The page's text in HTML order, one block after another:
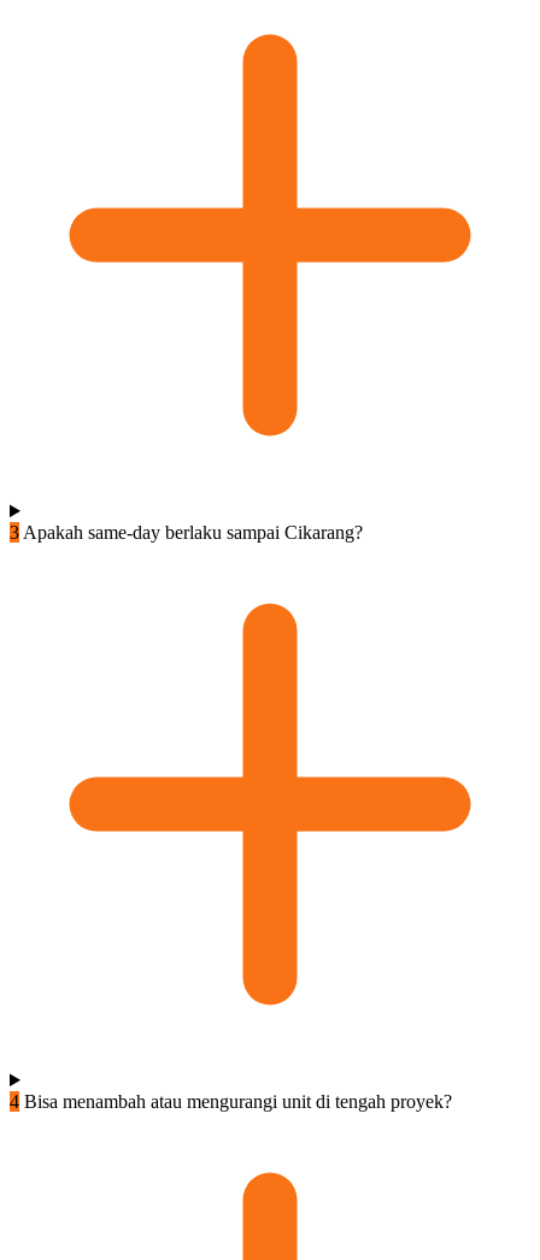
3 Apakah same-day berlaku sampai Cikarang?
4 Bisa menambah atau mengurangi unit di tengah proyek?